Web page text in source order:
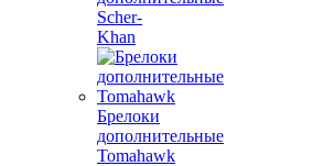
Scher-
Khan
Брелоки
дополнительные
Tomahawk